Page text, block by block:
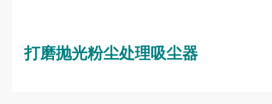
打磨抛光粉尘处理吸尘器